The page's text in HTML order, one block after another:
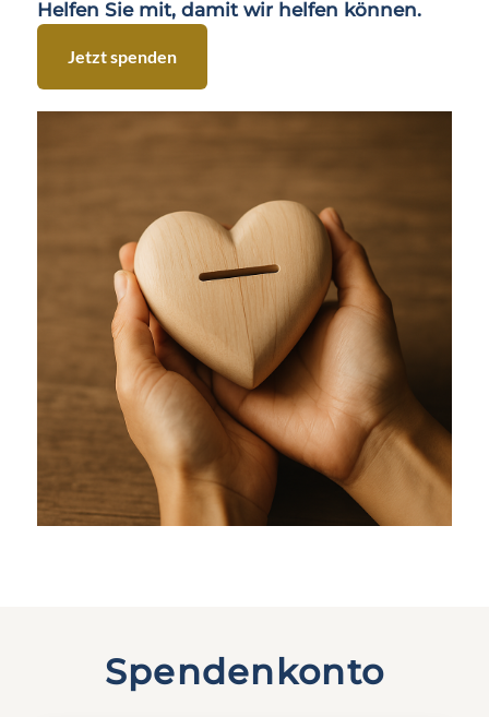
Helfen Sie mit, damit wir helfen können.
Jetzt spenden
Spendenkonto